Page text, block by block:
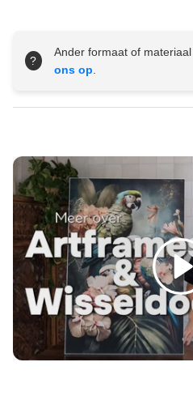
?
Ander formaat of
ons op.
Spelen